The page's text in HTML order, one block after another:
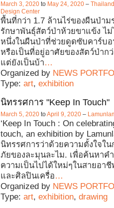
March 3, 2020 to May 24, 2020 –
Design Center
พื้นที่กว่า 1.7 ล้านไร่ของผืนป่า
รักษาพันธุ์สัตว์ป่าห้วยขาแข้ง ไม่
หนึ่งในผืนป่าที่ช่วยดูดซับคาร์บ
หรือเป็นที่อยู่อาศัยของสัตว์ป่าก
แต่ยังเป็นบ้า…
Organized by NEWS
Type: art, exhibition
นิทรรศการ "Keep In Touch"
March 5, 2020 toApril 9, 2020 –
‘Keep In Touch : On
touch, an exhibition by
นิทรรศการว่าด้วยความตั้งใจใ
ภัยของละมุนละไม. เพื่อค้นหาค
ความเป็นไปได้ใหม่ๆในสายอา
และศิลปินเครื่อ…
Organized by NEWS
Type: art, exhibition, drawing